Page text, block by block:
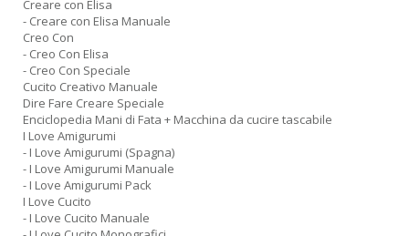
Creare con Elisa
- Creare con Elisa Manuale
Creo Con
- Creo Con Elisa
- Creo Con Speciale
Cucito Creativo Manuale
Dire Fare Creare Speciale
Enciclopedia Mani di Fata + Macchina da cucire tascabile
I Love Amigurumi
- I Love Amigurumi (Spagna)
- I Love Amigurumi Manuale
- I Love Amigurumi Pack
I Love Cucito
- I Love Cucito Manuale